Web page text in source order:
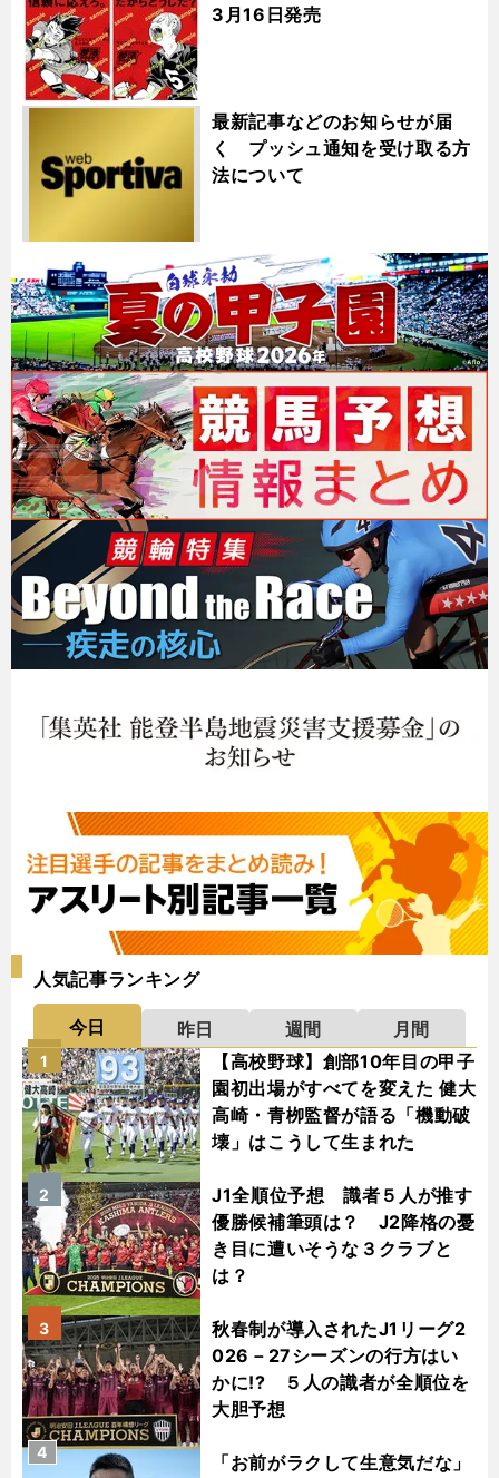
3月16日発売
最新記事などのお知らせが届
く プッシュ通知を受け取る方
法について
人気記事ランキング
今日 昨日 週間
月間
【高校野球】創部10年目の甲子
園初出場がすべてを変えた 健大
高崎・青栁監督が語る「機動破
壊」はこうして生まれた
1
J1全順位予想 識者５人が推す
優勝候補筆頭は？ J2降格の憂
き目に遭いそうな３クラブと
は？
2
秋春制が導入されたJ1リーグ2
026－27シーズンの行方はい
かに!? ５人の識者が全順位を
大胆予想
3
「お前がラクして生意気だな」
4